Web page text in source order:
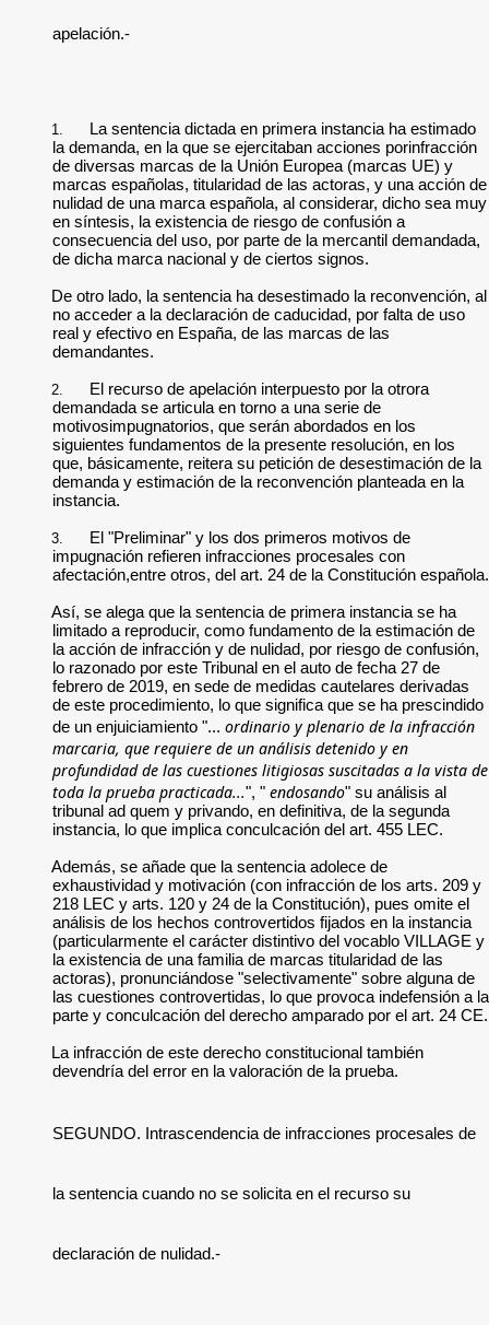
apelación.-
1.
La sentencia dictada en primera instancia ha estimado
la demanda, en la que se ejercitaban acciones porinfracción
de diversas marcas de la Unión Europea (marcas UE) y
marcas españolas, titularidad de las actoras, y una acción de
nulidad de una marca española, al considerar, dicho sea muy
en síntesis, la existencia de riesgo de confusión a
consecuencia del uso, por parte de la mercantil demandada,
de dicha marca nacional y de ciertos signos.
De otro lado, la sentencia ha desestimado la reconvención, al
no acceder a la declaración de caducidad, por falta de uso
real y efectivo en España, de las marcas de las
demandantes.
2.
El recurso de apelación interpuesto por la otrora
demandada se articula en torno a una serie de
motivosimpugnatorios, que serán abordados en los
siguientes fundamentos de la presente resolución, en los
que, básicamente, reitera su petición de desestimación de la
demanda y estimación de la reconvención planteada en la
instancia.
3.
El "Preliminar" y los dos primeros motivos de
impugnación refieren infracciones procesales con
afectación,entre otros, del art. 24 de la Constitución española.
Así, se alega que la sentencia de primera instancia se ha
limitado a reproducir, como fundamento de la estimación de
la acción de infracción y de nulidad, por riesgo de confusión,
lo razonado por este Tribunal en el auto de fecha 27 de
febrero de 2019, en sede de medidas cautelares derivadas
de este procedimiento, lo que significa que se ha prescindido
de un enjuiciamiento "... ordinario y plenario de la infracción
marcaria, que requiere de un análisis detenido y en
profundidad de las cuestiones litigiosas suscitadas a la vista de
toda la prueba practicada...", " endosando" su análisis al
tribunal ad quem y privando, en definitiva, de la segunda
instancia, lo que implica conculcación del art. 455 LEC.
Además, se añade que la sentencia adolece de
exhaustividad y motivación (con infracción de los arts. 209 y
218 LEC y arts. 120 y 24 de la Constitución), pues omite el
análisis de los hechos controvertidos fijados en la instancia
(particularmente el carácter distintivo del vocablo VILLAGE y
la existencia de una familia de marcas titularidad de las
actoras), pronunciándose "selectivamente" sobre alguna de
las cuestiones controvertidas, lo que provoca indefensión a la
parte y conculcación del derecho amparado por el art. 24 CE.
La infracción de este derecho constitucional también
devendría del error en la valoración de la prueba.
SEGUNDO. Intrascendencia de infracciones procesales de
la sentencia cuando no se solicita en el recurso su
declaración de nulidad.-